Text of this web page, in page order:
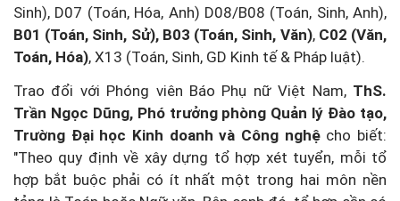
Sinh), D07 (Toán, Hóa, Anh) D08/B08 (Toán, Sinh, Anh),
B01 (Toán, Sinh, Sử), B03 (Toán, Sinh, Văn), C02 (Văn,
Toán, Hóa), X13 (Toán, Sinh, GD Kinh tế & Pháp luật).
Trao đổi với Phóng viên Báo Phụ nữ Việt Nam, ThS.
Trần Ngọc Dũng, Phó trưởng phòng Quản lý Đào tạo,
Trường Đại học Kinh doanh và Công nghệcho biết:
"Theo quy định về xây dựng tổ hợp xét tuyển, mỗi tổ
hợp bắt buộc phải có ít nhất một trong hai môn nền